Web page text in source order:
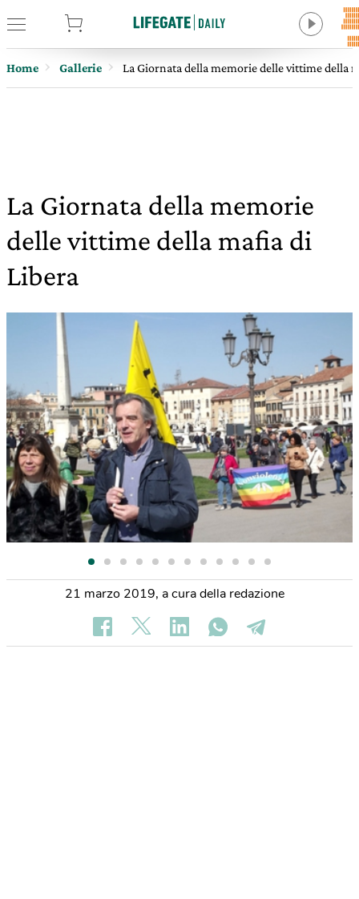
Home Gallerie La Giornata della memorie delle vittime della
La Giornata della memorie
delle vittime della mafia di
Libera
21 marzo 2019, a cura della redazione